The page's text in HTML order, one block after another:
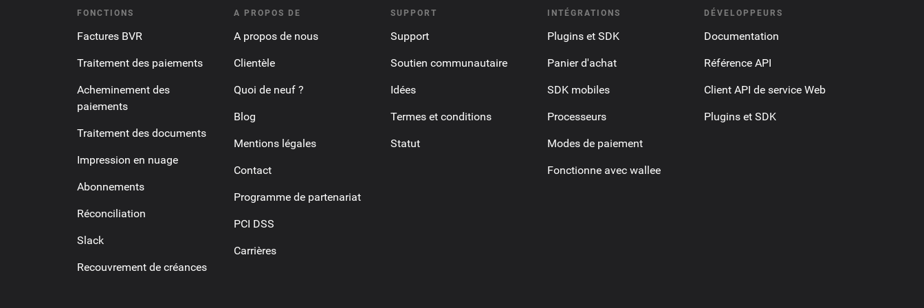
FONCTIONS
Factures BVR
Traitement des paiements
Acheminement des
paiements
Traitement des documents
Impression en nuage
Abonnements
Réconciliation
Slack
Recouvrement de créances
A PROPOS DE
A propos de nous
Clientèle
Quoi de neuf ?
Blog
Mentions légales
Contact
Programme de partenariat
PCI DSS
Carrières
SUPPORT
Support
Soutien communautaire
Idées
Termes et conditions
Statut
INTÉGRATIONS
Plugins et SDK
Panier d'achat
SDK mobiles
Processeurs
Modes de paiement
Fonctionne avec wallee
DÉVELOPPEURS
Documentation
Référence API
Client API de service Web
Plugins et SDK